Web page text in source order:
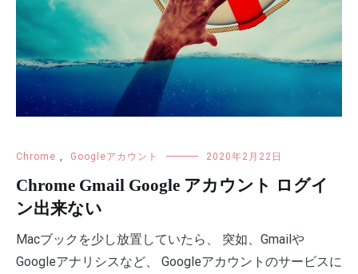
Chrome , Googleアカウント 2020年2月22日
Chrome Gmail Google アカウント ログイ
ン出来ない
Macブックを少し放置していたら、 突如、Gmailや
Googleアナリシスなど、 Googleアカウントのサービスに